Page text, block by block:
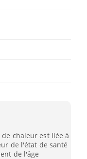
chaleur est liée à
de l'état de santé
de l'âge